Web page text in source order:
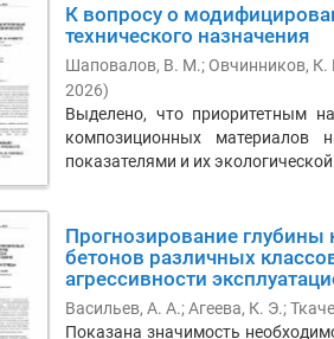
К вопросу о
технического назначения
Шаповалов, В. М.; Овчинников, К.
2026)
Выделено, что приоритетным
композиционных материалов
показателями и их
Прогнозирование
бетонов различных
агрессивности
Васильев, А. А.;Агеева, К. Э.;
Показана значимость